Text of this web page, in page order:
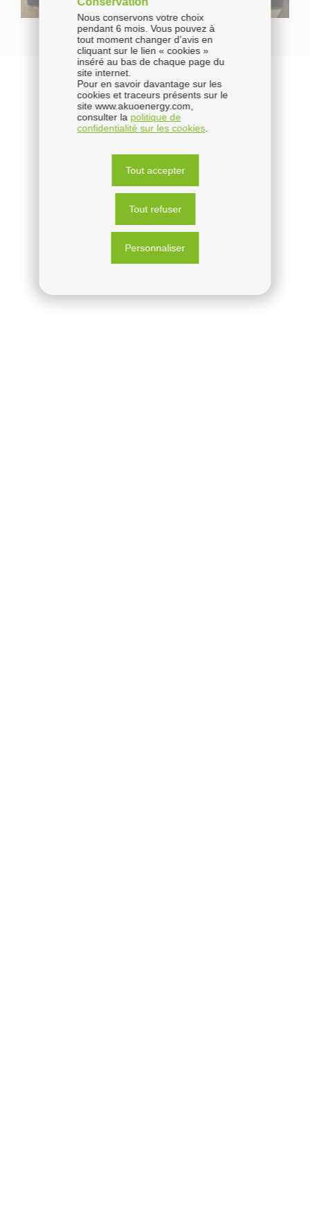
2021
2022
2024
2025
Nous conservons votre choix
pendant 6 mois. Vous pouvez à
tout moment changer d’avis en
cliquant sur le lien « cookies »
inséré au bas de chaque page du
site internet.
Pour en savoir davantage sur les
cookies et traceurs présents sur le
site www.akuoenergy.com,
consulter la politique de
confidentialité sur les cookies.
Tout accepter
Tout refuser
Personnaliser